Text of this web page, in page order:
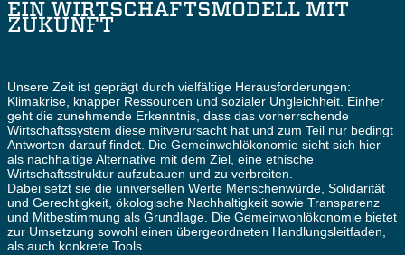
EIN WIRTSCHAFTSMODELL MIT
ZUKUNFT
Unsere Zeit ist geprägt durch vielfältige Herausforderungen:
Klimakrise, knapper Ressourcen und sozialer Ungleichheit. Einher
geht die zunehmende Erkenntnis, dass das vorherrschende
Wirtschaftssystem diese mitverursacht hat und zum Teil nur bedingt
Antworten darauf findet. Die Gemeinwohlökonomie sieht sich hier
als nachhaltige Alternative mit dem Ziel, eine ethische
Wirtschaftsstruktur aufzubauen und zu verbreiten.
Dabei setzt sie die universellen Werte Menschenwürde, Solidarität
und Gerechtigkeit, ökologische Nachhaltigkeit sowie Transparenz
und Mitbestimmung als Grundlage. Die Gemeinwohlökonomie bietet
zur Umsetzung sowohl einen übergeordneten Handlungsleitfaden,
als auch konkrete Tools.